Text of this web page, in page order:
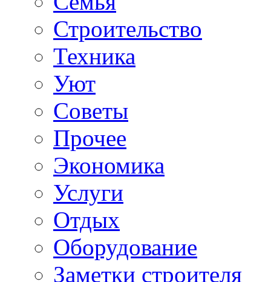
Строительство
Техника
Уют
Советы
Прочее
Экономика
Услуги
Отдых
Оборудование
Заметки строителя